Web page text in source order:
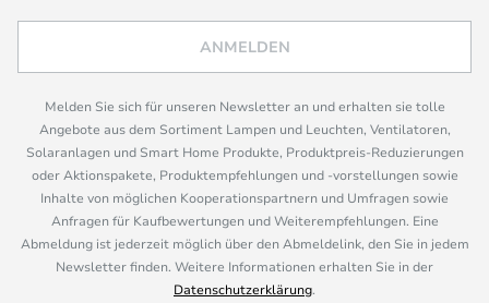
ANMELDEN
Melden Sie sich für unseren Newsletter an und erhalten sie tolle
Angebote aus dem Sortiment Lampen und Leuchten, Ventilatoren,
Solaranlagen und Smart Home Produkte, Produktpreis-Reduzierungen
oder Aktionspakete, Produktempfehlungen und -vorstellungen sowie
Inhalte von möglichen Kooperationspartnern und Umfragen sowie
Anfragen für Kaufbewertungen und Weiterempfehlungen. Eine
Abmeldung ist jederzeit möglich über den Abmeldelink, den Sie in jedem
Newsletter finden. Weitere Informationen erhalten Sie in der
Datenschutzerklärung.